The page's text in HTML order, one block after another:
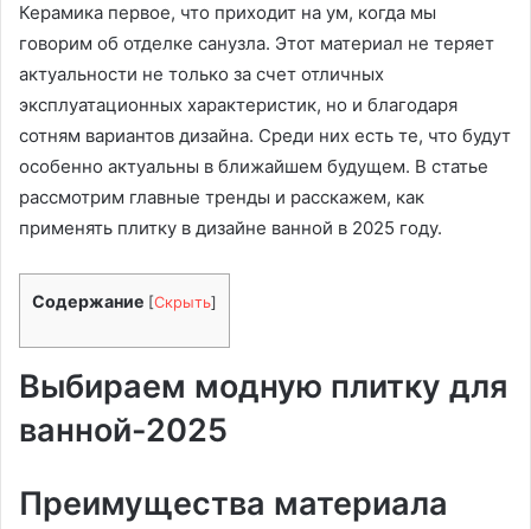
Керамика первое, что приходит на ум, когда мы
говорим об отделке санузла. Этот материал не теряет
актуальности не только за счет отличных
эксплуатационных характеристик, но и благодаря
сотням вариантов дизайна. Среди них есть те, что будут
особенно актуальны в ближайшем будущем. В статье
рассмотрим главные тренды и расскажем, как
применять плитку в дизайне ванной в 2025 году.
Содержание [Скрыть]
Выбираем модную плитку для
ванной-2025
Преимущества материала